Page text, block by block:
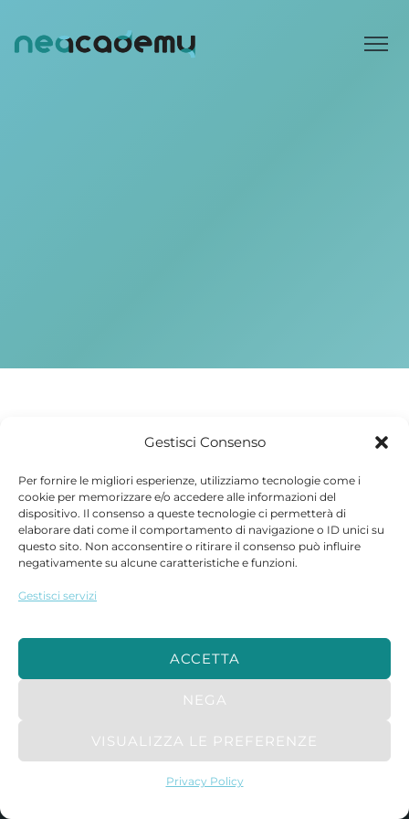
Gestisci Consenso
Per fornire le migliori esperienze, utilizziamo tecnologie come i
cookie per memorizzare e/o accedere alle informazioni del
dispositivo. Il consenso a queste tecnologie ci permetterà di
elaborare dati come il comportamento di navigazione o ID unici su
questo sito. Non acconsentire o ritirare il consenso può influire
negativamente su alcune caratteristiche e funzioni.
Gestisci servizi
ACCETTA
NEGA
VISUALIZZA LE PREFERENZE
Privacy Policy
PREV NEXT
© 2025 NeAcademy · Tutti i diritti riservati